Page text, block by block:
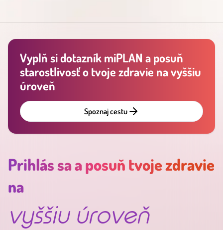
Vyplň si dotazník miPLAN a posuň
starostlivosť o tvoje zdravie na vyššiu
úroveň
Spoznaj cestu
Prihlás sa a posuň tvoje zdravie
na
vyššiu úroveň